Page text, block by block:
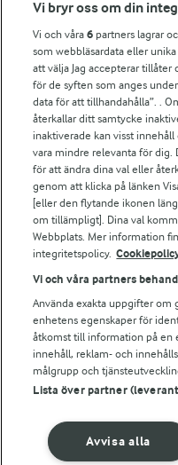
För ägare
Arlas kundportal
Arla.com
Falbygdens Ost
Arla webbshop
Bildbank
Följ oss
© 2026 Arla Foods
Integritetspolicy
Vi bryr oss om din
Vi och våra6 partners lagrar
som webbläsardata eller
att välja Jag accepterar
för de syften som anges
data för att tillhandahålla”. .
återkallar ditt samtycke
inaktiverade kan visst
vara mindre relevanta för
för att ändra dina val eller
genom att klicka på länken
[eller den flytande ikonen
om tillämpligt]. Dina val
Webbplats. Mer information
integritetspolicy.
Vi och våra partners
Använda exakta uppgifter om
enhetens egenskaper för
åtkomst till information på en
innehåll, reklam- och
målgrupp och
Lista över partner
Avvisa alla